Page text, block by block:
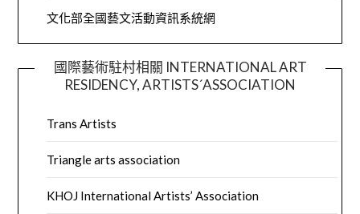
文化部全國藝文活動資訊系統網
國際藝術駐村相關 INTERNATIONAL ART
RESIDENCY, ARTISTS´ASSOCIATION
Trans Artists
Triangle arts association
KHOJ International Artists’ Association